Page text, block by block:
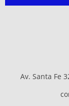
Av. Santa Fe